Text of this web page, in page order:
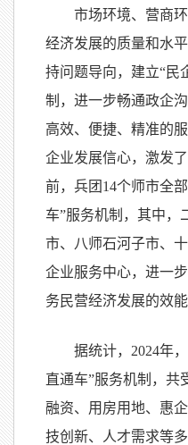
市场环境、营商
经济发展的质量和水
持问题导向，建立“民
制，进一步畅通政企
高效、便捷、精准的
企业发展信心，激发
前，兵团14个师市全
车”服务机制，其中，
市、八师石河子市、
企业服务中心，进一
务民营经济发展的效能
据统计，2024年
直通车”服务机制，共
融资、用房用地、惠
技创新、人才需求等